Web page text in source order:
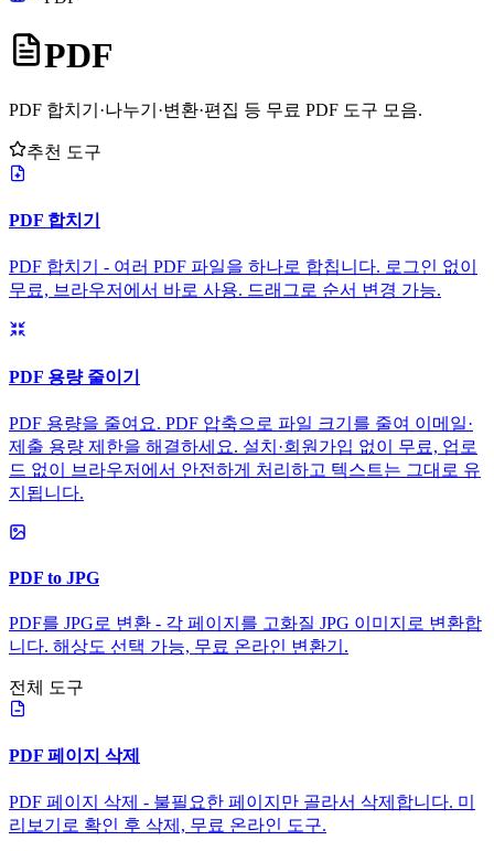
PDF
PDF 합치기·나누기·변환·편집 등 무료 PDF 도구 모음.
추천 도구
PDF 합치기
PDF 합치기 - 여러 PDF 파일을 하나로 합칩니다. 로그인 없이
무료, 브라우저에서 바로 사용. 드래그로 순서 변경 가능.
PDF 용량 줄이기
PDF 용량을 줄여요. PDF 압축으로 파일 크기를 줄여 이메일·
제출 용량 제한을 해결하세요. 설치·회원가입 없이 무료, 업로
드 없이 브라우저에서 안전하게 처리하고 텍스트는 그대로 유
지됩니다.
PDF to JPG
PDF를 JPG로 변환 - 각 페이지를 고화질 JPG 이미지로 변환합
니다. 해상도 선택 가능, 무료 온라인 변환기.
전체 도구
PDF 페이지 삭제
PDF 페이지 삭제 - 불필요한 페이지만 골라서 삭제합니다. 미
리보기로 확인 후 삭제, 무료 온라인 도구.